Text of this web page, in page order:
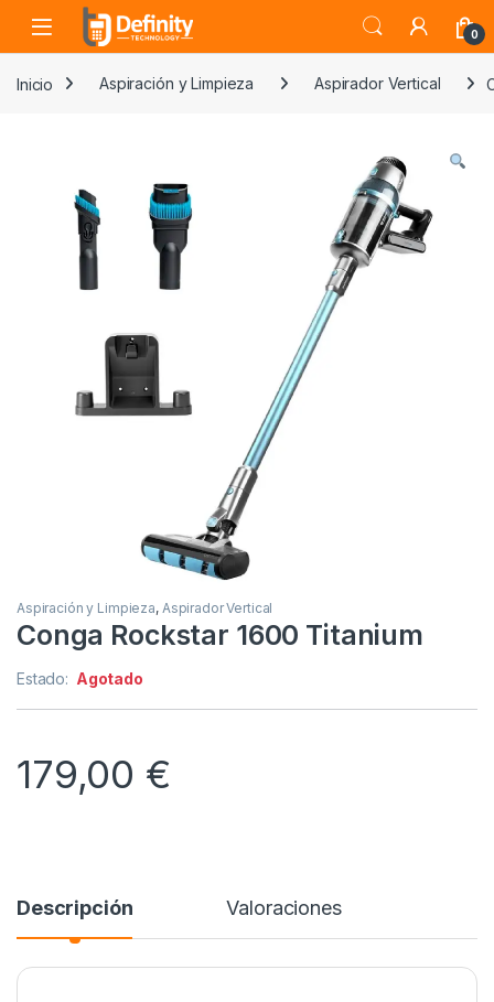
Skip to navigation
Skip to content
Open 0
Inicio Aspiración y Limpieza Aspirador Vertical
Aspiración y Limpieza, Aspirador Vertical
Conga Rockstar 1600 Titanium
Estado: Agotado
179,00 €
Descripción Valoraciones